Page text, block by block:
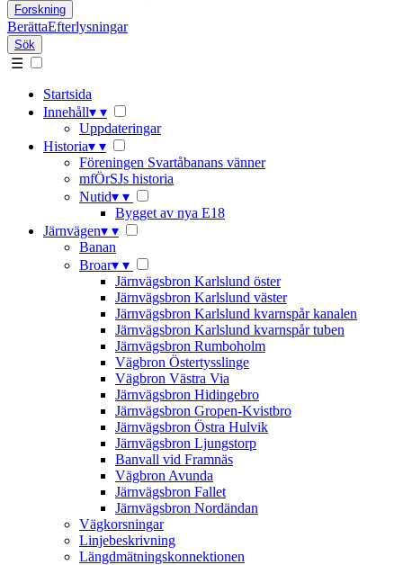
Forskning
BerättaEfterlysningar
Sök
☰
Startsida
Innehåll▾ ▾
Uppdateringar
Historia▾ ▾
Föreningen Svartåbanans vänner
mfÖrSJs historia
Nutid▾ ▾
Bygget av nya E18
Järnvägen▾ ▾
Banan
Broar▾ ▾
Järnvägsbron Karlslund öster
Järnvägsbron Karlslund väster
Järnvägsbron Karlslund kvarnspår kanalen
Järnvägsbron Karlslund kvarnspår tuben
Järnvägsbron Rumboholm
Vägbron Östertysslinge
Vägbron Västra Via
Järnvägsbron Hidingebro
Järnvägsbron Gropen-Kvistbro
Järnvägsbron Östra Hulvik
Järnvägsbron Ljungstorp
Banvall vid Framnäs
Vägbron Avunda
Järnvägsbron Fallet
Järnvägsbron Nordändan
Vägkorsningar
Linjebeskrivning
Längdmätningskonnektionen